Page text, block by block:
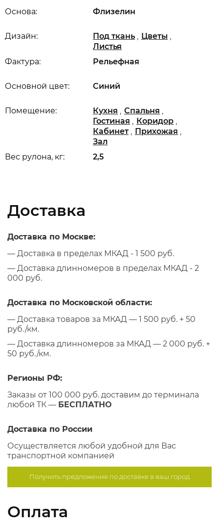
Вес рулона, кг: 2,5
Основной цвет: Синий
Дизайн: Под ткань , Цветы ,
Листья
Основа: Флизелин
Помещение: Кухня , Спальня ,
Гостиная , Коридор ,
Кабинет , Прихожая ,
Зал
Фактура: Рельефная
Доставка
Доставка по Москве:
— Доставка в пределах МКАД - 1 500 руб.
— Доставка длинномеров в пределах МКАД - 2
000 руб.
Доставка по Московской области:
— Доставка товаров за МКАД — 1 500 руб. + 50
руб./км.
— Доставка длинномеров за МКАД — 2 000 руб. +
50 руб./км.
Регионы РФ:
Заказы от 100 000 руб. доставим до терминала
любой ТК — БЕСПЛАТНО
Доставка по России
Осуществляется любой удобной для Вас
транспортной компанией
Получить предложение подоставке в ваш город
Оплата